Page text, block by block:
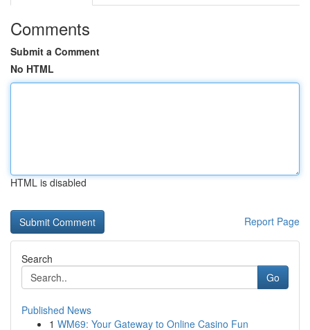
Comments
Submit a Comment
No HTML
HTML is disabled
Report Page
Search
Go
Published News
1 WM69: Your Gateway to Online Casino Fun